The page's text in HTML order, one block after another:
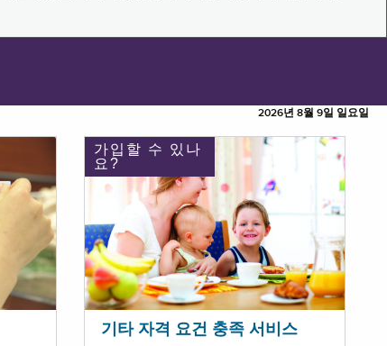
2026년 8월 9일 일요일
가입할 수 있나
요?
기타 자격 요건 충족 서비스